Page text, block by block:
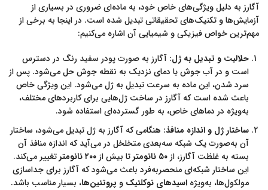
آگارز به دلیل ویژگی‌های خاص خود، به ماده‌ای ضروری در بسیاری از
آزمایش‌ها و تکنیک‌های تحقیقاتی تبدیل شده است. در اینجا به برخی از
مهم‌ترین خواص فیزیکی و شیمیایی آن اشاره می‌کنیم:
حلالیت و تبدیل به ژل: آگارز به صورت پودر سفید رنگ در دسترس
است و در آب جوش یا دمای نزدیک به نقطه جوش حل می‌شود. پس از
سرد شدن، این ماده به سرعت تبدیل به ژل می‌شود. این ویژگی خاص
باعث شده است که آگارز در ساخت ژل‌هایی برای کاربردهای مختلف،
به‌ویژه در دماهای خاص، به طور گسترده‌ای استفاده شود.
ساختار ژل و اندازه منافذ: هنگامی که آگارز به ژل تبدیل می‌شود، ساختار
آن به‌صورت یک شبکه سه‌بعدی متخلخل در می‌آید که اندازه منافذ آن
بسته به غلظت آگارز، از ۵۰ نانومتر تا بیش از ۲۰۰ نانومتر
تغییر می‌کند.
این ساختار شبکه‌ای منحصربه‌فرد باعث می‌شود که آگارز برای جداسازی
مولکول‌ها، به‌ویژه اسیدهای نوکلئیک و پروتئین‌ها، بسیار مناسب باشد.